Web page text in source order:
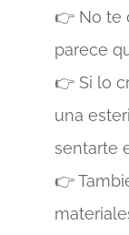
👉 No te
parece
👉 Si lo
una
sentarte
👉